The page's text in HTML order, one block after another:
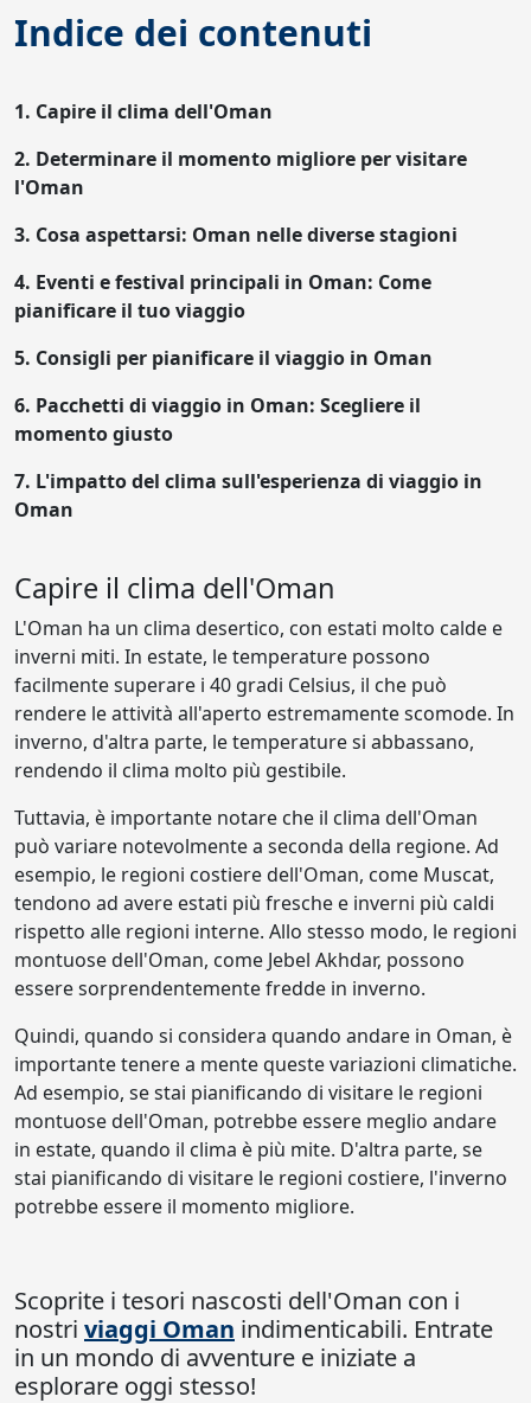
Indice dei contenuti
1. Capire il clima dell'Oman
2. Determinare il momento migliore per visitare
l'Oman
3. Cosa aspettarsi: Oman nelle diverse stagioni
4. Eventi e festival principali in Oman: Come
pianificare il tuo viaggio
5. Consigli per pianificare il viaggio in Oman
6. Pacchetti di viaggio in Oman: Scegliere il
momento giusto
7. L'impatto del clima sull'esperienza di viaggio in
Oman
Capire il clima dell'Oman
L'Oman ha un clima desertico, con estati molto calde e
inverni miti. In estate, le temperature possono
facilmente superare i 40 gradi Celsius, il che può
rendere le attività all'aperto estremamente scomode. In
inverno, d'altra parte, le temperature si abbassano,
rendendo il clima molto più gestibile.
Tuttavia, è importante notare che il clima dell'Oman
può variare notevolmente a seconda della regione. Ad
esempio, le regioni costiere dell'Oman, come Muscat,
tendono ad avere estati più fresche e inverni più caldi
rispetto alle regioni interne. Allo stesso modo, le regioni
montuose dell'Oman, come Jebel Akhdar, possono
essere sorprendentemente fredde in inverno.
Quindi, quando si considera quando andare in Oman, è
importante tenere a mente queste variazioni climatiche.
Ad esempio, se stai pianificando di visitare le regioni
montuose dell'Oman, potrebbe essere meglio andare
in estate, quando il clima è più mite. D'altra parte, se
stai pianificando di visitare le regioni costiere, l'inverno
potrebbe essere il momento migliore.
Scoprite i tesori nascosti dell'Oman con i
nostri viaggi Oman indimenticabili. Entrate
in un mondo di avventure e iniziate a
esplorare oggi stesso!